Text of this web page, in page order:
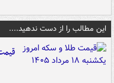
این مطالب را از دست ندهید....
قیمت